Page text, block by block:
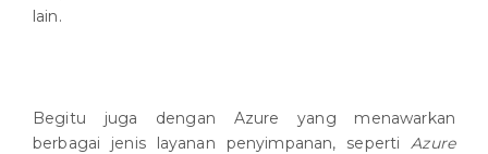
lain.
Begitu juga dengan Azure yang menawarkan
berbagai jenis layanan penyimpanan, seperti Azure